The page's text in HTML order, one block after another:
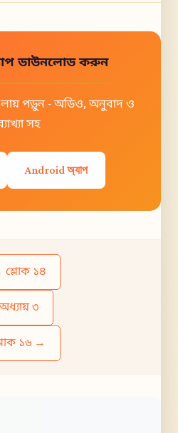
ডাউনলোড করুন
পড়ুন - অডিও, অনুবাদ ও
সহ
Android অ্যাপ
শ্লোক ১৪
৩
১৬ →